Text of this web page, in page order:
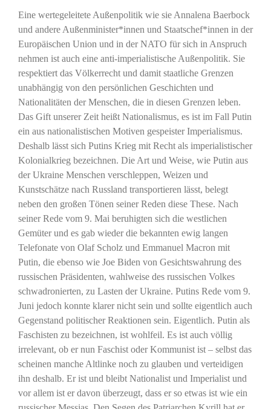
Eine wertegeleitete Außenpolitik wie sie Annalena Baerbock
und andere Außenminister*innen und Staatschef*innen in der
Europäischen Union und in der NATO für sich in Anspruch
nehmen ist auch eine anti-imperialistische Außenpolitik. Sie
respektiert das Völkerrecht und damit staatliche Grenzen
unabhängig von den persönlichen Geschichten und
Nationalitäten der Menschen, die in diesen Grenzen leben.
Das Gift unserer Zeit heißt Nationalismus, es ist im Fall Putin
ein aus nationalistischen Motiven gespeister Imperialismus.
Deshalb lässt sich Putins Krieg mit Recht als imperialistischer
Kolonialkrieg bezeichnen. Die Art und Weise, wie Putin aus
der Ukraine Menschen verschleppen, Weizen und
Kunstschätze nach Russland transportieren lässt, belegt
neben den großen Tönen seiner Reden diese These. Nach
seiner Rede vom 9. Mai beruhigten sich die westlichen
Gemüter und es gab wieder die bekannten ewig langen
Telefonate von Olaf Scholz und Emmanuel Macron mit
Putin, die ebenso wie Joe Biden von Gesichtswahrung des
russischen Präsidenten, wahlweise des russischen Volkes
schwadronierten, zu Lasten der Ukraine. Putins Rede vom 9.
Juni jedoch konnte klarer nicht sein und sollte eigentlich auch
Gegenstand politischer Reaktionen sein. Eigentlich. Putin als
Faschisten zu bezeichnen, ist wohlfeil. Es ist auch völlig
irrelevant, ob er nun Faschist oder Kommunist ist – selbst das
scheinen manche Altlinke noch zu glauben und verteidigen
ihn deshalb. Er ist und bleibt Nationalist und Imperialist und
vor allem ist er davon überzeugt, dass er so etwas ist wie ein